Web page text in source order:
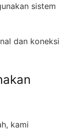
sistem
dan koneksi
kami